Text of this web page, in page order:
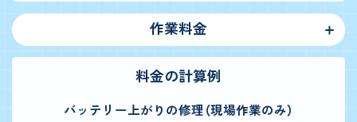
作業料金
料金の計算例
バッテリー上がりの修理（現場作業のみ）